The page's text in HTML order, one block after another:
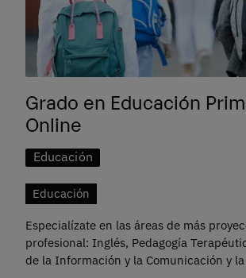
Grado en Educación
Online
Educación
Educación
Especialízate en las áreas de más
profesional: Inglés, Pedagogía
de la Información y la Comunicación y